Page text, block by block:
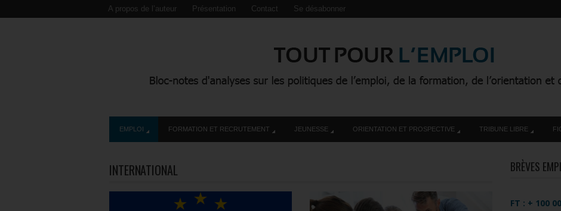
A propos de l’auteur Présentation Contact Se désabonner
EMPLOI FORMATION ET RECRUTEMENT JEUNESSE ORIENTATION ET PROSPECTIVE TRIBUNE LIBRE
INTERNATIONAL BRÈVES
FT : + 100